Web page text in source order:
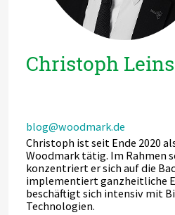
Christoph Leins
blog@woodmark.de
Christoph ist seit Ende 2020
Woodmark tätig. Im Rahmen
konzentriert er sich auf die
implementiert ganzheitliche
beschäftigt sich intensiv mit
Technologien.